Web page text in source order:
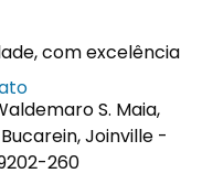
com excelência
S. Maia,
Joinville -
260